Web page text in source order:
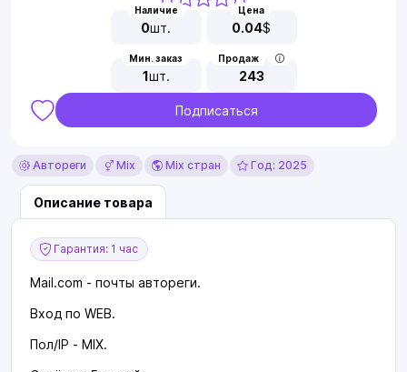
Наличие
0шт.
Цена
0.04$
Мин. заказ
1шт.
Продаж
243
Подписаться
Автореги Mix Mix стран Год: 2025
Описание товара
Гарантия: 1 час
Mail.com - почты автореги.
Вход по WEB.
Пол/IP - MIX.